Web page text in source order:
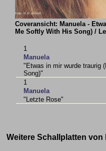
Coveransicht: Manuela -
Me Softly With His Song) /
1
Manuela
"Etwas in mir wurde traurig
Song)"
1
Manuela
"Letzte Rose"
Weitere Schallplatten